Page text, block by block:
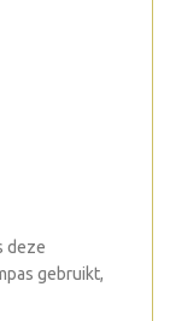
deze
gebruikt,